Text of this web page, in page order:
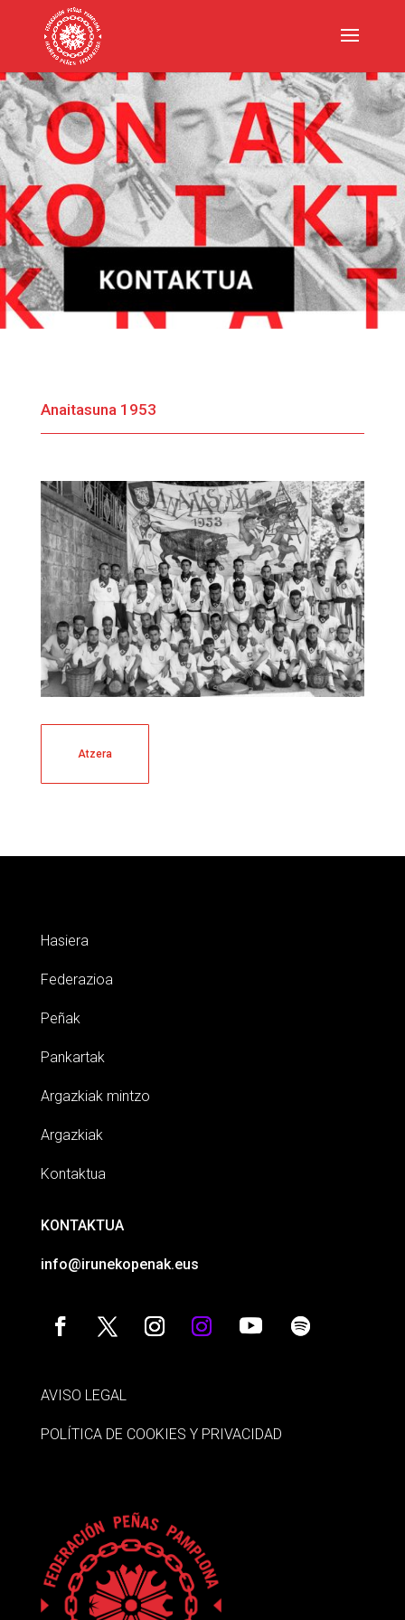
Anaitasuna 1953
Atzera
Hasiera
Federazioa
Peñak
Pankartak
Argazkiak mintzo
Argazkiak
Kontaktua
KONTAKTUA
info@irunekopenak.eus
AVISO LEGAL
POLÍTICA DE COOKIES Y PRIVACIDAD